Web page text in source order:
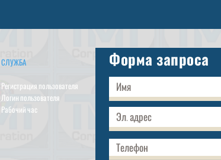
СЛУЖБА
Регистрация пользователя
Логин пользователя
Рабочий час
Форма запроса